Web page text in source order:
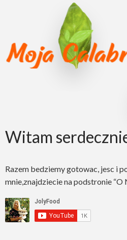
Witam
Razem bedziemy gotowac, jesc i
mnie,znajdziecie na podstronie “O